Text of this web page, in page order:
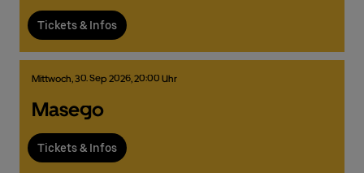
Tickets & Infos
Mittwoch,30.Sep 2026,20:00 Uhr
Masego
Tickets & Infos